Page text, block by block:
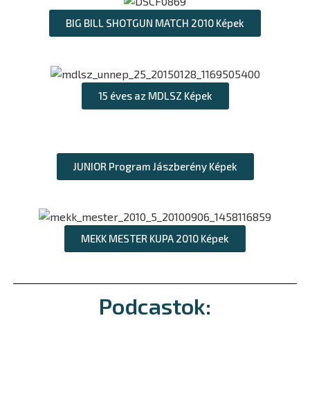
BIG BILL SHOTGUN MATCH 2010 Képek
15 éves az MDLSZ Képek
JUNIOR Program Jászberény Képek
MEKK MESTER KUPA 2010 Képek
Podcastok: